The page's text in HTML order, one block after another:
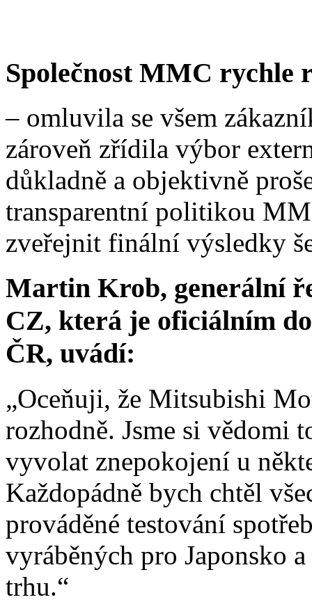
Společnost MMC rychle
– omluvila se všem
zároveň zřídila výbor
důkladně a objektivně
transparentní politikou
zveřejnit finální výsledky
Martin Krob, generální
CZ, která je oficiálním
ČR, uvádí:
„Oceňuji, že Mitsubishi
rozhodně. Jsme si vědomi
vyvolat znepokojení u
Každopádně bych chtěl
prováděné testování
vyráběných pro Japonsko
trhu.“